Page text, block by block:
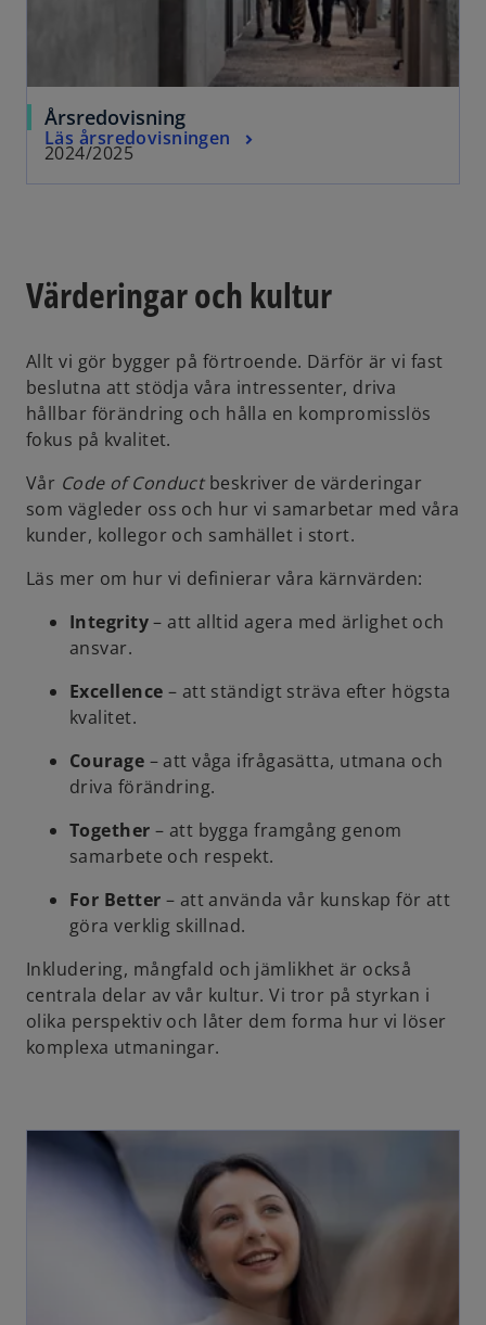
Årsredovisning
2024/2025
Läs årsredovisningen
Värderingar och kultur
Allt vi gör bygger på förtroende. Därför är vi fast
beslutna att stödja våra intressenter, driva
hållbar förändring och hålla en kompromisslös
fokus på kvalitet.
Vår Code of Conductbeskriver de värderingar
som vägleder oss och hur vi samarbetar med våra
kunder, kollegor och samhället i stort.
Läs mer om hur vi definierar våra kärnvärden:
Integrity– att alltid agera med ärlighet och
ansvar.
Excellence – att ständigt sträva efter högsta
kvalitet.
Courage – att våga ifrågasätta, utmana och
driva förändring.
Together – att bygga framgång genom
samarbete och respekt.
For Better – att använda vår kunskap för att
göra verklig skillnad.
Inkludering, mångfald och jämlikhet är också
centrala delar av vår kultur. Vi tror på styrkan i
olika perspektiv och låter dem forma hur vi löser
komplexa utmaningar.